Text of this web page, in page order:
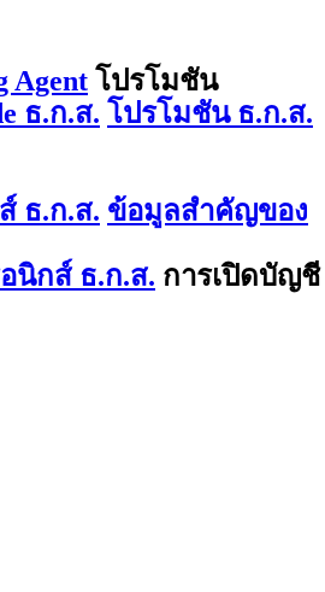
Agent โปรโมชัน
ธ.ก.ส. โปรโมชัน ธ.ก.ส.
ธ.ก.ส. ข้อมูลสำคัญของ
นิกส์ ธ.ก.ส. การเปิดบัญชี